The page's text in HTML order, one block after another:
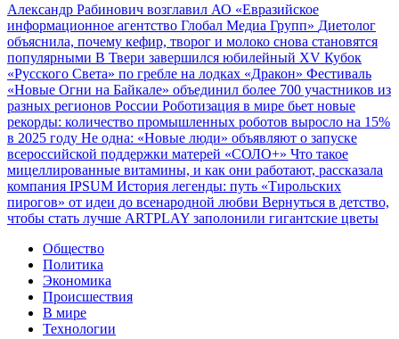
Александр Рабинович возглавил АО «Евразийское
информационное агентство Глобал Медиа Групп» Диетолог
объяснила, почему кефир, творог и молоко снова становятся
популярными В Твери завершился юбилейный XV Кубок
«Русского Света» по гребле на лодках «Дракон» Фестиваль
«Новые Огни на Байкале» объединил более 700 участников из
разных регионов России Роботизация в мире бьет новые
рекорды: количество промышленных роботов выросло на 15%
в 2025 году Не одна: «Новые люди» объявляют о запуске
всероссийской поддержки матерей «СОЛО+» Что такое
мицеллированные витамины, и как они работают, рассказала
компания IPSUM История легенды: путь «Тирольских
пирогов» от идеи до всенародной любви Вернуться в детство,
чтобы стать лучше ARTPLAY заполонили гигантские цветы
Общество
Политика
Экономика
Происшествия
В мире
Технологии